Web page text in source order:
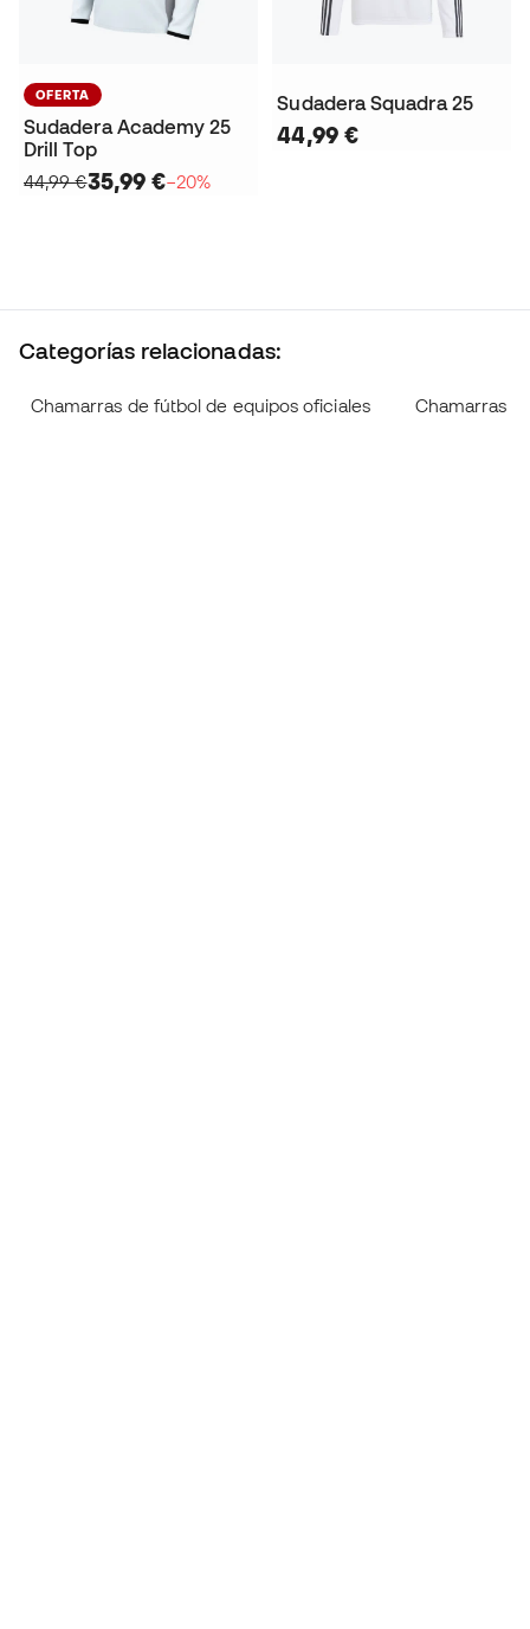
OFERTA
Sudadera Academy 25
Drill Top
44,99 €35,99 €−20%
Sudadera Squadra 25
44,99 €
Categorías relacionadas:
Chamarras de fútbol de equipos oficiales Chamarras